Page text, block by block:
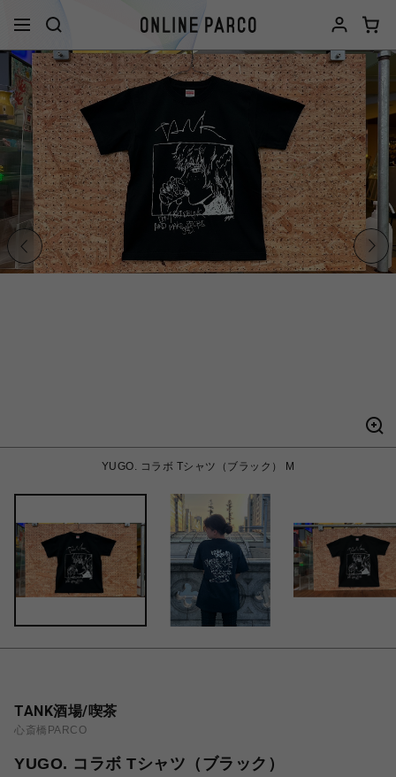
YUGO. コラボ Tシャツ（ブラック） M
TANK酒場/喫茶
心斎橋PARCO
YUGO. コラボ Tシャツ（ブラック）